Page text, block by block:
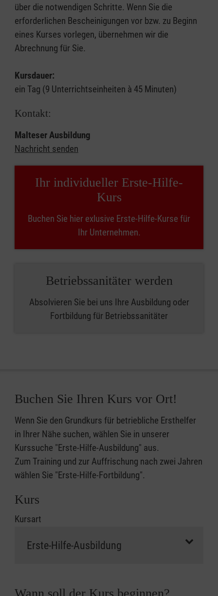
über die notwendigen Schritte. Wenn Sie die
erforderlichen Bescheinigungen vor bzw. zu Beginn
eines Kurses vorlegen, übernehmen wir die
Abrechnung für Sie.
Kursdauer:
ein Tag (9 Unterrichtseinheiten à 45 Minuten)
Kontakt:
Malteser Ausbildung
Nachricht senden
Ihr individueller Erste-Hilfe-
Kurs
Buchen Sie hier exlusive Erste-Hilfe-Kurse für
Ihr Unternehmen.
Betriebssanitäter werden
Absolvieren Sie bei uns Ihre Ausbildung oder
Fortbildung für Betriebssanitäter
Buchen Sie Ihren Kurs vor Ort!
Wenn Sie den Grundkurs für betriebliche Ersthelfer
in Ihrer Nähe suchen, wählen Sie in unserer
Kurssuche "Erste-Hilfe-Ausbildung" aus.
Zum Training und zur Auffrischung nach zwei Jahren
wählen Sie "Erste-Hilfe-Fortbildung".
Kurs
Kursart